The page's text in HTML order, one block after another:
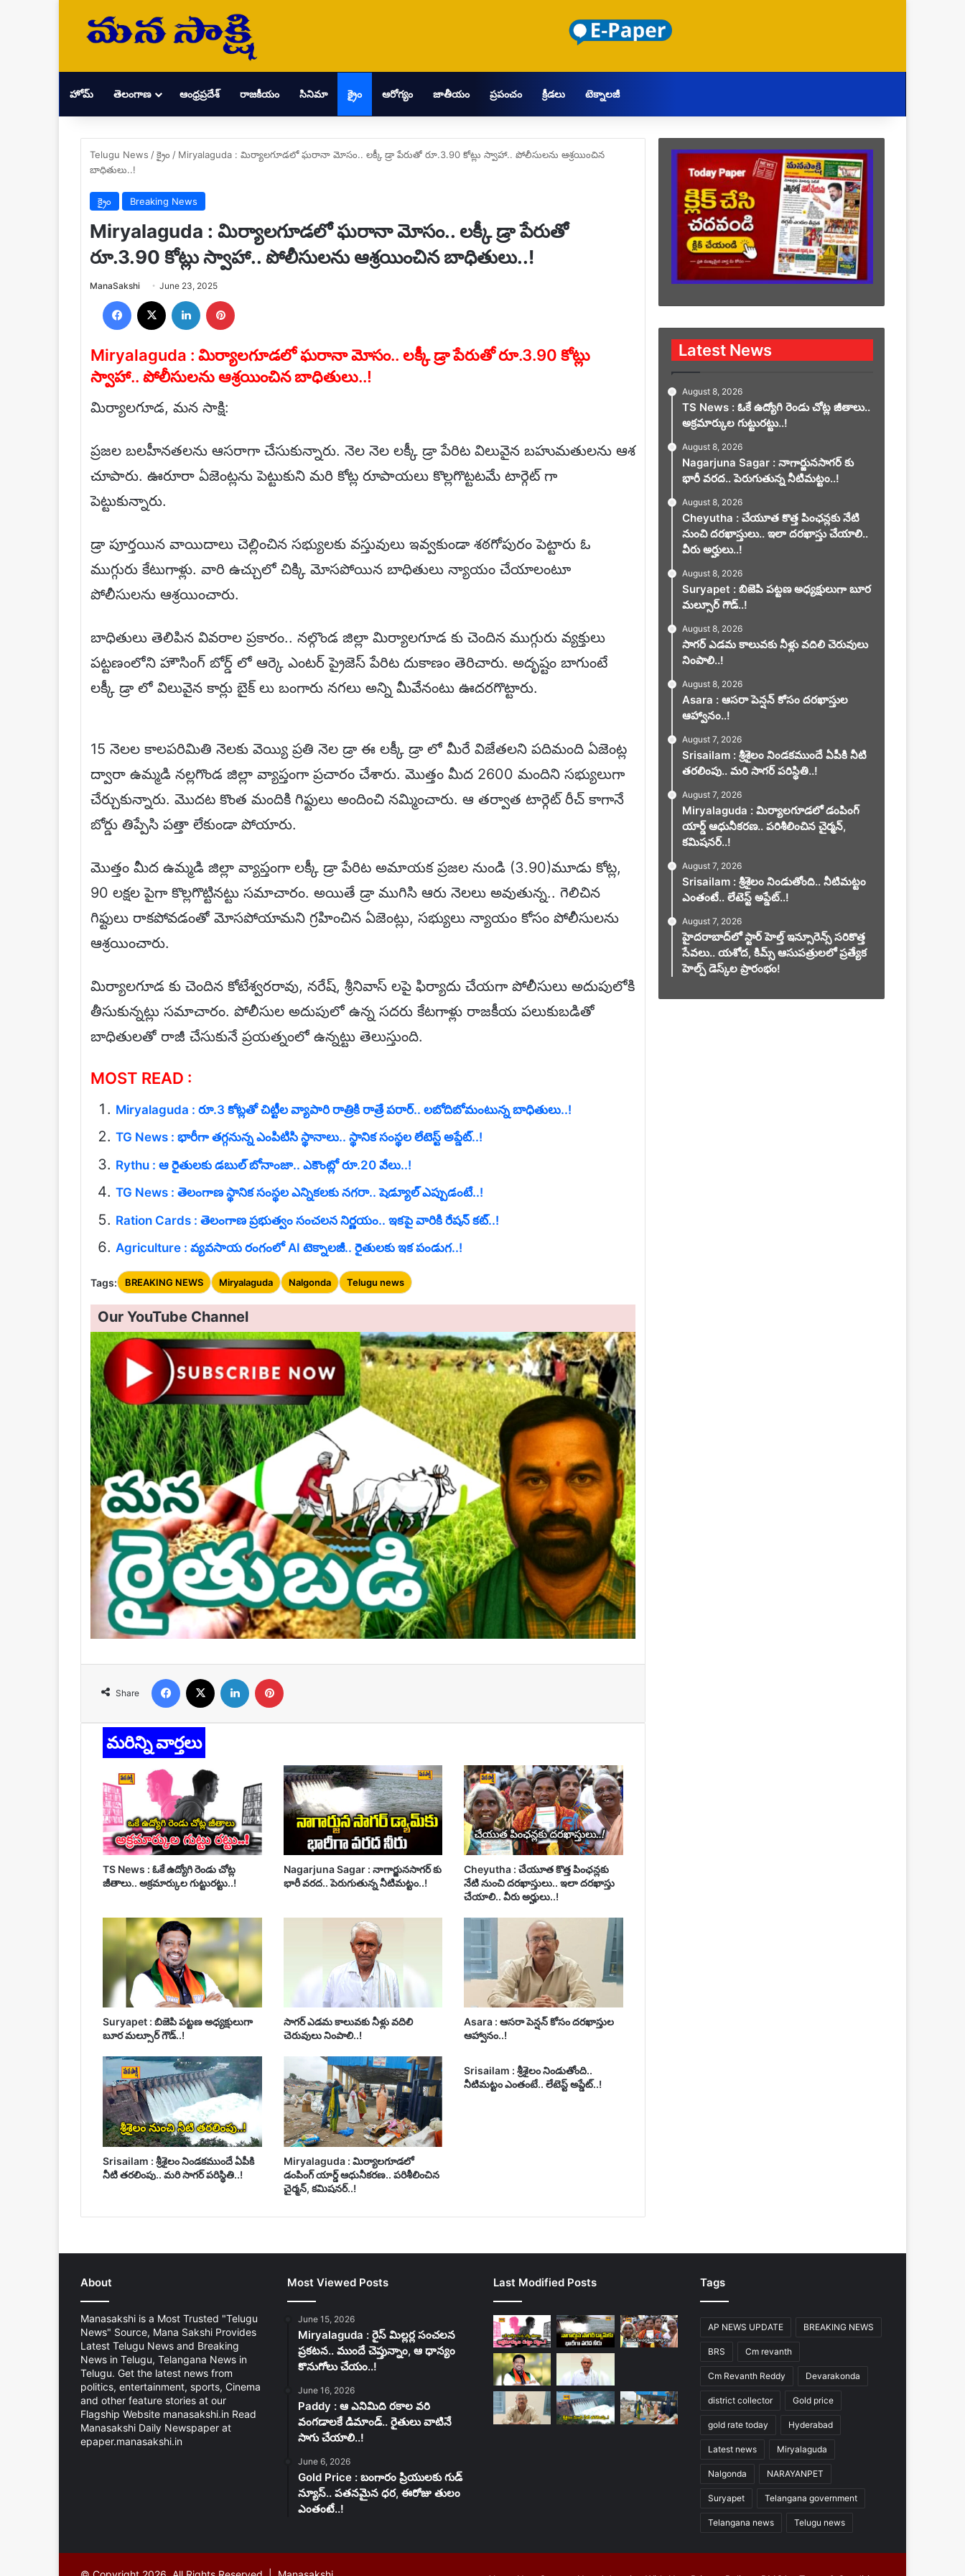
హోమ్ తెలంగాణ ఆంధ్రప్రదేశ్ రాజకీయం సినిమా క్రైం ఆరోగ్యం జాతీయం ప్రపంచం క్రీడలు టెక్నాలజీ
Telugu News /క్రైం / Miryalaguda : మిర్యాలగూడలో ఘరానా మోసం.. లక్కీ డ్రా పేరుతో రూ.3.90 కోట్లు స్వాహా.. పోలీసులను ఆశ్రయించిన
బాధితులు..!
క్రైం Breaking News
Miryalaguda : మిర్యాలగూడలో ఘరానా మోసం.. లక్కీ డ్రా పేరుతో
రూ.3.90 కోట్లు స్వాహా.. పోలీసులను ఆశ్రయించిన బాధితులు..!
ManaSakshiSend
email
June 23, 2025
Facebook LinkedIn
Miryalaguda : మిర్యాలగూడలో ఘరానా మోసం.. లక్కీ డ్రా పేరుతో రూ.3.90 కోట్లు
స్వాహా.. పోలీసులను ఆశ్రయించిన బాధితులు..!
మిర్యాలగూడ, మన సాక్షి:
ప్రజల బలహీనతలను ఆసరాగా చేసుకున్నారు. నెల నెల లక్కీ డ్రా పేరిట విలువైన బహుమతులను ఆశ
చూపారు. ఊరూరా ఏజెంట్లను పెట్టుకుని మరి కోట్ల రూపాయలు కొల్లగొట్టటమే టార్గెట్ గా
పెట్టుకున్నారు.
డ్రా పూర్తయిన వాయిదాలు చెల్లించిన సభ్యులకు వస్తువులు ఇవ్వకుండా శఠగోపురం పెట్టారు ఓ
ముగ్గురు కేటుగాళ్లు. వారి ఉచ్చులో చిక్కి మోసపోయిన బాధితులు న్యాయం చేయాలంటూ
పోలీసులను ఆశ్రయించారు.
బాధితులు తెలిపిన వివరాల ప్రకారం.. నల్గొండ జిల్లా మిర్యాలగూడ కు చెందిన ముగ్గురు వ్యక్తులు
పట్టణంలోని హౌసింగ్ బోర్డ్ లో ఆర్కె ఎంటర్ ప్రైజెస్ పేరిట దుకాణం తెరిచారు. అదృష్టం బాగుంటే
లక్కీ డ్రా లో విలువైన కార్లు బైక్ లు బంగారు నగలు అన్ని మీవేనంటు ఊదరగొట్టారు.
15 నెలల కాలపరిమితి నెలకు వెయ్యి ప్రతి నెల డ్రా ఈ లక్కీ డ్రా లో మీరే విజేతలని పదిమంది ఏజెంట్ల
ద్వారా ఉమ్మడి నల్లగొండ జిల్లా వ్యాప్తంగా ప్రచారం చేశారు. మొత్తం మీద 2600 మందిని సభ్యులుగా
చేర్చుకున్నారు. మొదట కొంత మందికి గిఫ్టులు అందించి నమ్మించారు. ఆ తర్వాత టార్గెట్ రీచ్ కాగానే
బోర్డు తిప్పేసి పత్తా లేకుండా పోయారు.
మొత్తం మీద ఉమ్మడి జిల్లా వ్యాప్తంగా లక్కీ డ్రా పేరిట అమాయక ప్రజల నుండి (3.90)మూడు కోట్ల,
90 లక్షల పైగా కొల్లగొట్టినట్టు సమాచారం. అయితే డ్రా ముగిసి ఆరు నెలలు అవుతున్న.. గెలిచిన
గిఫ్టులు రాకపోవడంతో మోసపోయామని గ్రహించిన ఏజెంట్లు, సభ్యులు న్యాయం కోసం పోలీసులను
ఆశ్రయించారు.
మిర్యాలగూడ కు చెందిన కోటేశ్వరరావు, నరేష్, శ్రీనివాస్ లపై ఫిర్యాదు చేయగా పోలీసులు అదుపులోకి
తీసుకున్నట్లు సమాచారం. పోలీసుల అదుపులో ఉన్న సదరు కేటగాళ్లు రాజకీయ పలుకుబడితో
బాధితులతో రాజీ చేసుకునే ప్రయత్నంలో ఉన్నట్టు తెలుస్తుంది.
MOST READ :
Miryalaguda : రూ.3 కోట్లతో చిట్టీల వ్యాపారి రాత్రికి రాత్రే పరార్.. లబోదిబోమంటున్న బాధితులు..!
TG News : భారీగా తగ్గనున్న ఎంపిటిసి స్థానాలు.. స్థానిక సంస్థల లేటెస్ట్ అప్డేట్..!
Rythu : ఆ రైతులకు డబుల్ బోనాంజా.. ఎకౌంట్లో రూ.20 వేలు..!
TG News : తెలంగాణ స్థానిక సంస్థల ఎన్నికలకు నగరా.. షెడ్యూల్ ఎప్పుడంటే..!
Ration Cards : తెలంగాణ ప్రభుత్వం సంచలన నిర్ణయం.. ఇకపై వారికి రేషన్ కట్..!
Agriculture : వ్యవసాయ రంగంలో AI టెక్నాలజీ.. రైతులకు ఇక పండుగ..!
Tags: BREAKING NEWS Miryalaguda Nalgonda Telugu news
Our YouTube Channel
Share
Facebook LinkedIn
మరిన్ని వార్తలు
TS News : ఓకే ఉద్యోగి రెండు చోట్ల
జీతాలు.. అక్రమార్కుల గుట్టురట్టు..!
Nagarjuna Sagar : నాగార్జునసాగర్ కు
భారీ వరద.. పెరుగుతున్న నీటిమట్టం..!
Cheyutha : చేయూత కొత్త పింఛన్లకు
నేటి నుంచి దరఖాస్తులు.. ఇలా దరఖాస్తు
చేయాలి.. వీరు అర్హులు..!
Suryapet : బిజెపి పట్టణ అధ్యక్షులుగా
బూర మల్సూర్ గౌడ్..!
సాగర్ ఎడమ కాలువకు నీళ్లు వదిలి
చెరువులు నింపాలి..!
Asara : ఆసరా పెన్షన్ కోసం దరఖాస్తుల
ఆహ్వానం..!
Srisailam : శ్రీశైలం నిండకముందే ఏపీకి
నీటి తరలింపు.. మరి సాగర్ పరిస్థితి..!
Miryalaguda : మిర్యాలగూడలో
డంపింగ్ యార్డ్ ఆధునీకరణ.. పరిశీలించిన
చైర్మన్, కమిషనర్..!
Srisailam : శ్రీశైలం నిండుతోంది..
నీటిమట్టం ఎంతంటే.. లేటెస్ట్ అప్డేట్..!
Latest News
August 8, 2026
TS News : ఓకే ఉద్యోగి రెండు చోట్ల జీతాలు..
అక్రమార్కుల గుట్టురట్టు..!
August 8, 2026
Nagarjuna Sagar : నాగార్జునసాగర్ కు
భారీ వరద.. పెరుగుతున్న నీటిమట్టం..!
August 8, 2026
Cheyutha : చేయూత కొత్త పింఛన్లకు నేటి
నుంచి దరఖాస్తులు.. ఇలా దరఖాస్తు చేయాలి..
వీరు అర్హులు..!
August 8, 2026
Suryapet : బిజెపి పట్టణ అధ్యక్షులుగా బూర
మల్సూర్ గౌడ్..!
August 8, 2026
సాగర్ ఎడమ కాలువకు నీళ్లు వదిలి చెరువులు
నింపాలి..!
August 8, 2026
Asara : ఆసరా పెన్షన్ కోసం దరఖాస్తుల
ఆహ్వానం..!
August 7, 2026
Srisailam : శ్రీశైలం నిండకముందే ఏపీకి నీటి
తరలింపు.. మరి సాగర్ పరిస్థితి..!
August 7, 2026
Miryalaguda : మిర్యాలగూడలో డంపింగ్
యార్డ్ ఆధునీకరణ.. పరిశీలించిన చైర్మన్,
కమిషనర్..!
August 7, 2026
Srisailam : శ్రీశైలం నిండుతోంది.. నీటిమట్టం
ఎంతంటే.. లేటెస్ట్ అప్డేట్..!
August 7, 2026
హైదరాబాద్‌లో స్టార్ హెల్త్ ఇన్సూరెన్స్ సరికొత్త
సేవలు.. యశోద, కిమ్స్ ఆసుపత్రులలో ప్రత్యేక
హెల్ప్ డెస్క్‌ల ప్రారంభం!
About
Manasakshi is a Most Trusted "Telugu
News" Source, Mana Sakshi Provides
Latest Telugu News and Breaking
News in Telugu, Telangana News in
Telugu. Get the latest news from
politics, entertainment, sports, Cinema
and other feature stories at our
Flagship Website manasakshi.in Read
Manasakshi Daily Newspaper at
epaper.manasakshi.in
Most Viewed Posts
June 15, 2026
Miryalaguda : రైస్ మిల్లర్ల సంచలన
ప్రకటన.. ముందే చెప్తున్నాం, ఆ ధాన్యం
కొనుగోలు చేయం..!
June 16, 2026
Paddy : ఆ ఎనిమిది రకాల వరి
వంగడాలకే డిమాండ్.. రైతులు వాటినే
సాగు చేయాలి..!
June 6, 2026
Gold Price : బంగారం ప్రియులకు గుడ్
న్యూస్.. పతనమైన ధర, ఈరోజు తులం
ఎంతంటే..!
Last Modified Posts Tags
AP NEWS UPDATE BREAKING NEWS
BRS Cm revanth
Cm Revanth Reddy Devarakonda
district collector Gold price
gold rate today Hyderabad
Latest news Miryalaguda
Nalgonda NARAYANPET
Suryapet Telangana government
Telangana news Telugu news